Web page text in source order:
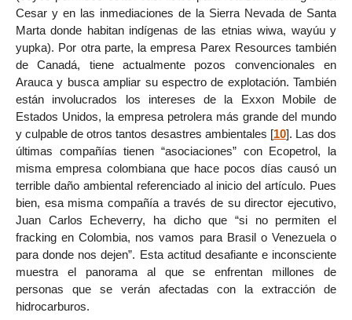
Cesar y en las inmediaciones de la Sierra Nevada de Santa
Marta donde habitan indígenas de las etnias wiwa, wayúu y
yupka). Por otra parte, la empresa Parex Resources también
de Canadá, tiene actualmente pozos convencionales en
Arauca y busca ampliar su espectro de explotación. También
están involucrados los intereses de la Exxon Mobile de
Estados Unidos, la empresa petrolera más grande del mundo
y culpable de otros tantos desastres ambientales [10]. Las dos
últimas compañías tienen “asociaciones” con Ecopetrol, la
misma empresa colombiana que hace pocos días causó un
terrible daño ambiental referenciado al inicio del artículo. Pues
bien, esa misma compañía a través de su director ejecutivo,
Juan Carlos Echeverry, ha dicho que “si no permiten el
fracking en Colombia, nos vamos para Brasil o Venezuela o
para donde nos dejen”. Esta actitud desafiante e inconsciente
muestra el panorama al que se enfrentan millones de
personas que se verán afectadas con la extracción de
hidrocarburos.